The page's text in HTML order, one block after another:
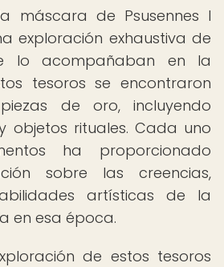
máscara de Psusennes I
exploración exhaustiva de
lo acompañaban en la
tesoros se encontraron
de oro, incluyendo
objetos rituales. Cada uno
ha proporcionado
sobre las creencias,
artísticas de la
en esa época.
de estos tesoros